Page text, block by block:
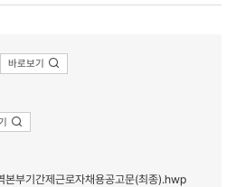
바로보기
본부기간제근로자채용공고문(최종).hwp